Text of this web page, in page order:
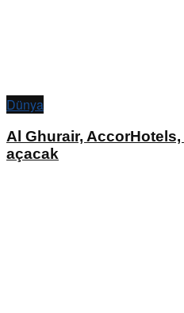
Dünya
Al Ghurair, AccorHotels,
açacak